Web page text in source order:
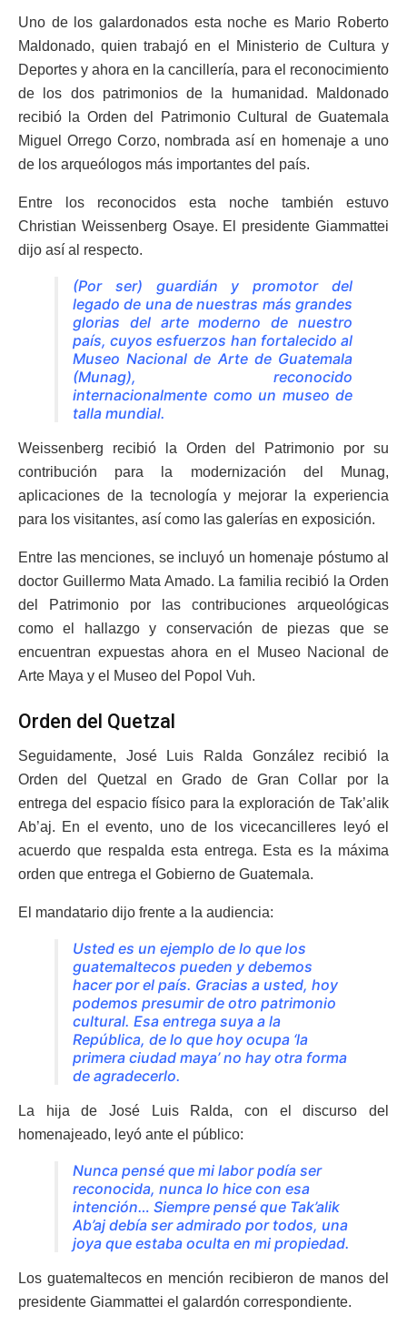
Uno de los galardonados esta noche es Mario Roberto
Maldonado, quien trabajó en el Ministerio de Cultura y
Deportes y ahora en la cancillería, para el reconocimiento
de los dos patrimonios de la humanidad. Maldonado
recibió la Orden del Patrimonio Cultural de Guatemala
Miguel Orrego Corzo, nombrada así en homenaje a uno
de los arqueólogos más importantes del país.
Entre los reconocidos esta noche también estuvo
Christian Weissenberg Osaye. El presidente Giammattei
dijo así al respecto.
(Por ser) guardián y promotor del
legado de una de nuestras más grandes
glorias del arte moderno de nuestro
país, cuyos esfuerzos han fortalecido al
Museo Nacional de Arte de Guatemala
(Munag), reconocido
internacionalmente como un museo de
talla mundial.
Weissenberg recibió la Orden del Patrimonio por su
contribución para la modernización del Munag,
aplicaciones de la tecnología y mejorar la experiencia
para los visitantes, así como las galerías en exposición.
Entre las menciones, se incluyó un homenaje póstumo al
doctor Guillermo Mata Amado. La familia recibió la Orden
del Patrimonio por las contribuciones arqueológicas
como el hallazgo y conservación de piezas que se
encuentran expuestas ahora en el Museo Nacional de
Arte Maya y el Museo del Popol Vuh.
Orden del Quetzal
Seguidamente, José Luis Ralda González recibió la
Orden del Quetzal en Grado de Gran Collar por la
entrega del espacio físico para la exploración de Tak’alik
Ab’aj. En el evento, uno de los vicecancilleres leyó el
acuerdo que respalda esta entrega. Esta es la máxima
orden que entrega el Gobierno de Guatemala.
El mandatario dijo frente a la audiencia:
Usted es un ejemplo de lo que los
guatemaltecos pueden y debemos
hacer por el país. Gracias a usted, hoy
podemos presumir de otro patrimonio
cultural. Esa entrega suya a la
República, de lo que hoy ocupa ‘la
primera ciudad maya’ no hay otra forma
de agradecerlo.
La hija de José Luis Ralda, con el discurso del
homenajeado, leyó ante el público:
Nunca pensé que mi labor podía ser
reconocida, nunca lo hice con esa
intención… Siempre pensé que Tak’alik
Ab’aj debía ser admirado por todos, una
joya que estaba oculta en mi propiedad.
Los guatemaltecos en mención recibieron de manos del
presidente Giammattei el galardón correspondiente.